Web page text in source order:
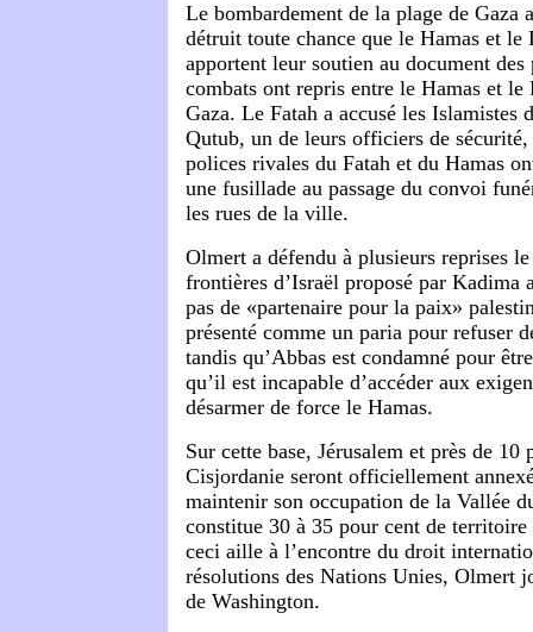
Le bombardement de la plage de Gaza
détruit toute chance que le Hamas et
apportent leur soutien au document
combats ont repris entre le Hamas et
Gaza. Le Fatah a accusé les Islamistes
Qutub, un de leurs officiers de
polices rivales du Fatah et du Hamas
une fusillade au passage du convoi
les rues de la ville.
Olmert a défendu à plusieurs reprises
frontières d’Israël proposé par Kadima
pas de «partenaire pour la paix»
présenté comme un paria pour refuser
tandis qu’Abbas est condamné pour
qu’il est incapable d’accéder aux
désarmer de force le Hamas.
Sur cette base, Jérusalem et près de 10
Cisjordanie seront officiellement
maintenir son occupation de la Vallée
constitue 30 à 35 pour cent de
ceci aille à l’encontre du droit
résolutions des Nations Unies, Olmert
de Washington.